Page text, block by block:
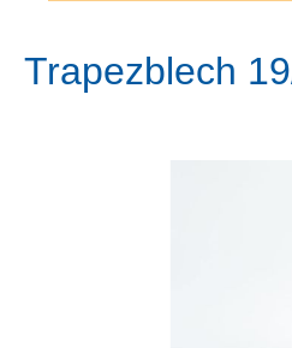
Trapezblech